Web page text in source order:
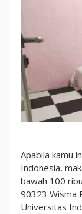
Apabila kamu
Indonesia,
bawah 100
90323 Wisma
Universitas